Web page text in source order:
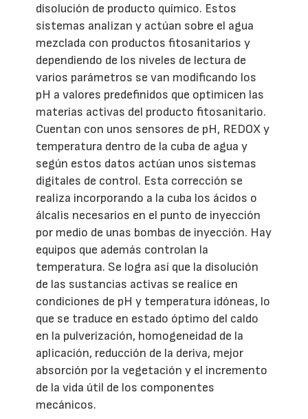
disolución de producto químico. Estos
sistemas analizan y actúan sobre el agua
mezclada con productos fitosanitarios y
dependiendo de los niveles de lectura de
varios parámetros se van modificando los
pH a valores predefinidos que optimicen las
materias activas del producto fitosanitario.
Cuentan con unos sensores de pH, REDOX y
temperatura dentro de la cuba de agua y
según estos datos actúan unos sistemas
digitales de control. Esta corrección se
realiza incorporando a la cuba los ácidos o
álcalis necesarios en el punto de inyección
por medio de unas bombas de inyección. Hay
equipos que además controlan la
temperatura. Se logra así que la disolución
de las sustancias activas se realice en
condiciones de pH y temperatura idóneas, lo
que se traduce en estado óptimo del caldo
en la pulverización, homogeneidad de la
aplicación, reducción de la deriva, mejor
absorción por la vegetación y el incremento
de la vida útil de los componentes
mecánicos.